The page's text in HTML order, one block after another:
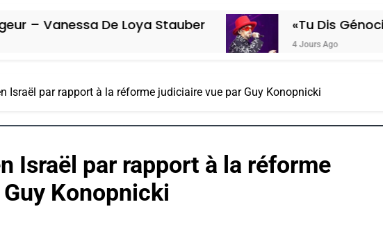
De Loya Stauber «Tu Dis Génocide, Je Dis
4 Jours Ago
Israël par rapport à la réforme judiciaire vue par Guy Konopnicki
Israël par rapport à la réforme
Konopnicki